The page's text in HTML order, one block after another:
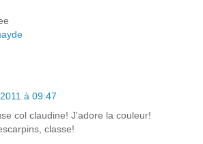
à 09:47
col claudine! J'adore la couleur!
classe!